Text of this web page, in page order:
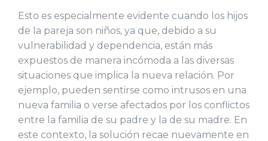
Esto es especialmente evidente cuando los hijos
de la pareja son niños, ya que, debido a su
vulnerabilidad y dependencia, están más
expuestos de manera incómoda a las diversas
situaciones que implica la nueva relación. Por
ejemplo, pueden sentirse como intrusos en una
nueva familia o verse afectados por los conflictos
entre la familia de su padre y la de su madre. En
este contexto, la solución recae nuevamente en